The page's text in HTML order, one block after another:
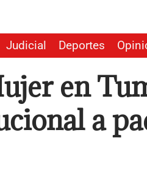
Judicial Deportes
en
a